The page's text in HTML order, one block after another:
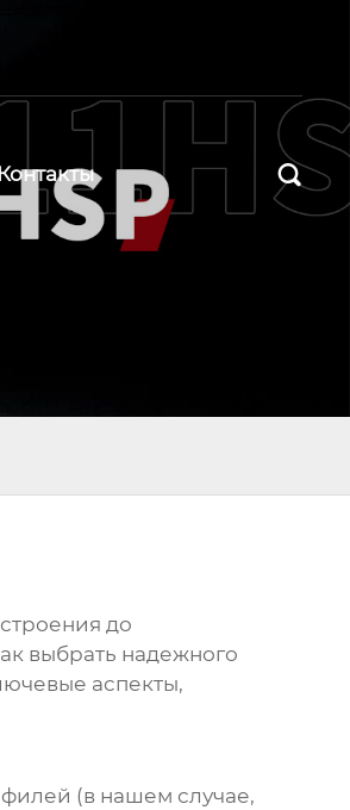

до
выбрать надежного
аспекты,
(в нашем случае,